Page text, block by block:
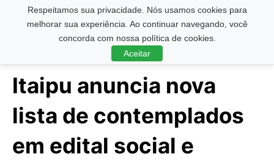
Respeitamos sua privacidade. Nós usamos cookies para
melhorar sua experiência. Ao continuar navegando, você
concorda com nossa política de cookies.
Aceitar
Pesquisar ...
Itaipu anuncia nova
lista de contemplados
em edital social e